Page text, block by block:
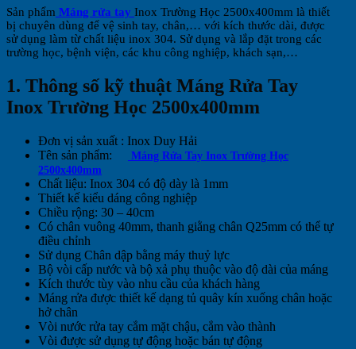
Sản phẩm Máng rửa tay Inox Trường Học 2500x400mm là thiết
bị chuyên dùng để vệ sinh tay, chân,… với kích thước dài, được
sử dụng làm từ chất liệu inox 304. Sử dụng và lắp đặt trong các
trường học, bệnh viện, các khu công nghiệp, khách sạn,…
1. Thông số kỹ thuật Máng Rửa Tay
Inox Trường Học 2500x400mm
Đơn vị sản xuất : Inox Duy Hải
Tên sản phẩm:
Máng Rửa Tay Inox Trường Học
2500x400mm
Chất liệu: Inox 304 có độ dày là 1mm
Thiết kế kiểu dáng công nghiệp
Chiều rộng: 30 – 40cm
Có chân vuông 40mm, thanh giằng chân Q25mm có thể tự
điều chỉnh
Sử dụng Chân dập bằng máy thuỷ lực
Bộ vòi cấp nước và bộ xả phụ thuộc vào độ dài của máng
Kích thước tùy vào nhu cầu của khách hàng
Máng rửa được thiết kế dạng tủ quây kín xuống chân hoặc
hở chân
Vòi nước rửa tay cắm mặt chậu, cắm vào thành
Vòi được sử dụng tự động hoặc bán tự động